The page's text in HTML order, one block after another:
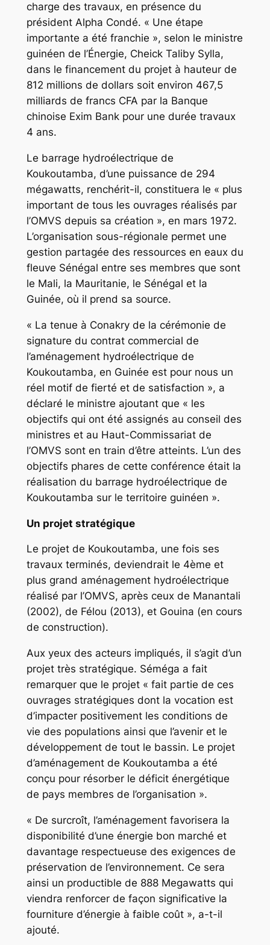
charge des travaux, en présence du
président Alpha Condé. « Une étape
importante a été franchie », selon le ministre
guinéen de l’Énergie, Cheick Taliby Sylla,
dans le financement du projet à hauteur de
812 millions de dollars soit environ 467,5
milliards de francs CFA par la Banque
chinoise Exim Bank pour une durée travaux
4 ans.
Le barrage hydroélectrique de
Koukoutamba, d’une puissance de 294
mégawatts, renchérit-il, constituera le « plus
important de tous les ouvrages réalisés par
l’OMVS depuis sa création », en mars 1972.
L’organisation sous-régionale permet une
gestion partagée des ressources en eaux du
fleuve Sénégal entre ses membres que sont
le Mali, la Mauritanie, le Sénégal et la
Guinée, où il prend sa source.
« La tenue à Conakry de la cérémonie de
signature du contrat commercial de
l’aménagement hydroélectrique de
Koukoutamba, en Guinée est pour nous un
réel motif de fierté et de satisfaction », a
déclaré le ministre ajoutant que « les
objectifs qui ont été assignés au conseil des
ministres et au Haut-Commissariat de
l’OMVS sont en train d’être atteints. L’un des
objectifs phares de cette conférence était la
réalisation du barrage hydroélectrique de
Koukoutamba sur le territoire guinéen ».
Un projet stratégique
Le projet de Koukoutamba, une fois ses
travaux terminés, deviendrait le 4ème et
plus grand aménagement hydroélectrique
réalisé par l’OMVS, après ceux de Manantali
(2002), de Félou (2013), et Gouina (en cours
de construction).
Aux yeux des acteurs impliqués, il s’agit d’un
projet très stratégique. Séméga a fait
remarquer que le projet « fait partie de ces
ouvrages stratégiques dont la vocation est
d’impacter positivement les conditions de
vie des populations ainsi que l’avenir et le
développement de tout le bassin. Le projet
d’aménagement de Koukoutamba a été
conçu pour résorber le déficit énergétique
de pays membres de l’organisation ».
« De surcroît, l’aménagement favorisera la
disponibilité d’une énergie bon marché et
davantage respectueuse des exigences de
préservation de l’environnement. Ce sera
ainsi un productible de 888 Megawatts qui
viendra renforcer de façon significative la
fourniture d’énergie à faible coût », a-t-il
ajouté.